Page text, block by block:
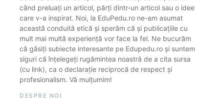
când preluați un articol, părți dintr-un articol sau o idee
care v-a inspirat. Noi, la EduPedu.ro ne-am asumat
această conduită etică și sperăm că și publicațiile cu
mult mai multă experiență vor face la fel. Ne bucurăm
că găsiți subiecte interesante pe Edupedu.ro și suntem
siguri că înțelegeți rugămintea noastră de a cita sursa
(cu link), ca o declarație reciprocă de respect și
profesionalism. Vă mulțumim!
DESPRE NOI